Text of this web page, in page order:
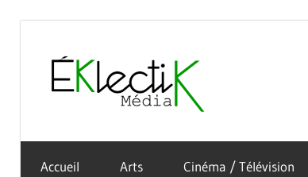
content
Média
culture
sous
Accueil Arts Cinéma / Télévision